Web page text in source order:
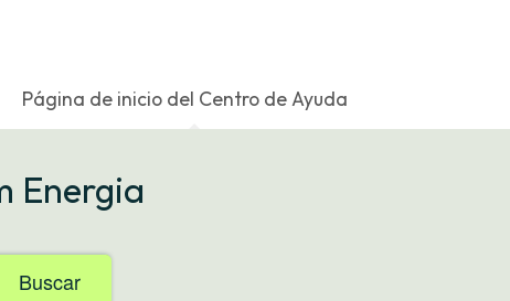
Página de inicio del Centro de Ayuda
Energia
Buscar